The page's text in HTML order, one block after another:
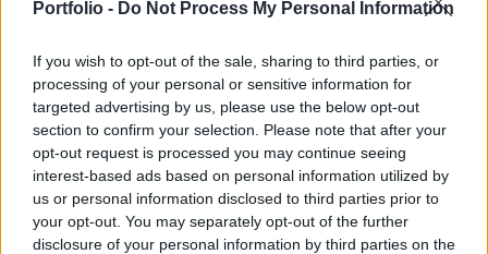
Portfolio - Do Not Process My Personal Information
If you wish to opt-out of the sale, sharing to third parties, or
processing of your personal or sensitive information for
targeted advertising by us, please use the below opt-out
section to confirm your selection. Please note that after your
opt-out request is processed you may continue seeing
interest-based ads based on personal information utilized by
us or personal information disclosed to third parties prior to
your opt-out. You may separately opt-out of the further
disclosure of your personal information by third parties on the
elnyerte a részvényesek többségének
A pénteki részvényesi szavazás, amelyet a koronavírus-
járvány miatt online tartottak meg, a Generali irányításáért
folytatott küzdelem csúcspontja volt. A vállalat
igazgatótanácsának jelöltjei a részvényesek 56%-ának
támogatását nyerték el a vállalat éves közgyűlésén,
szemben a Francesco Gaetano Caltagirone befektető által
jelölt rivális jelöltek 42%-nyi szavazatával....